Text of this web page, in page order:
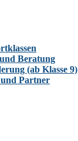
Beratung
(ab Klasse 9)
Partner